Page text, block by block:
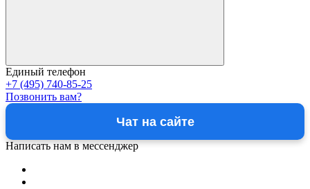
Единый телефон
+7 (495) 740-85-25
Позвонить вам?
Чат на сайте
Написать нам в мессенджер